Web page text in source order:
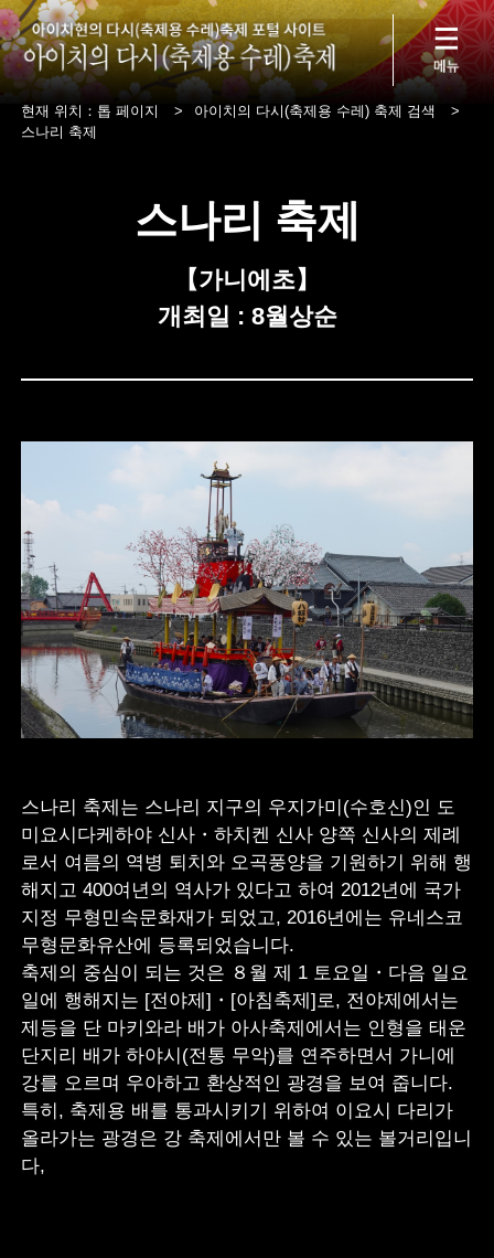
현재 위치： 톱 페이지 > 아이치의 다시(축제용 수레) 축제 검색
>
스나리 축제
스나리 축제
【가니에초】
개최일 : 8월상순
스나리 축제는 스나리 지구의 우지가미(수호신)인 도
미요시다케하야 신사・하치켄 신사 양쪽 신사의 제례
로서 여름의 역병 퇴치와 오곡풍양을 기원하기 위해 행
해지고 400여년의 역사가 있다고 하여 2012년에 국가
지정 무형민속문화재가 되었고, 2016년에는 유네스코
무형문화유산에 등록되었습니다.
축제의 중심이 되는 것은 ８월 제 1 토요일・다음 일요
일에 행해지는 [전야제]・[아침축제]로, 전야제에서는
제등을 단 마키와라 배가 아사축제에서는 인형을 태운
단지리 배가 하야시(전통 무악)를 연주하면서 가니에
강를 오르며 우아하고 환상적인 광경을 보여 줍니다.
특히, 축제용 배를 통과시키기 위하여 이요시 다리가
올라가는 광경은 강 축제에서만 볼 수 있는 볼거리입니
다,